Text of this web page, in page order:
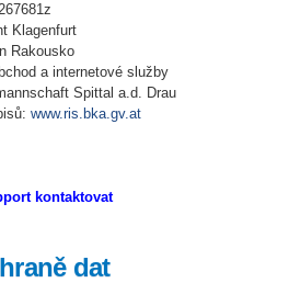
Klagenfurt
Rakousko
a internetové služby
Spittal a.d. Drau
www.ris.bka.gv.at
kontaktovat
dat